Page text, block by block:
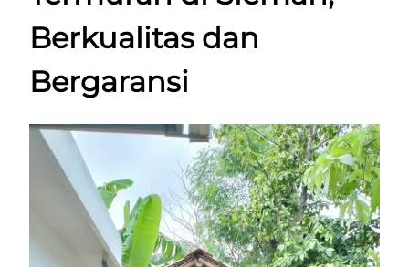
Berkualitas dan
Bergaransi